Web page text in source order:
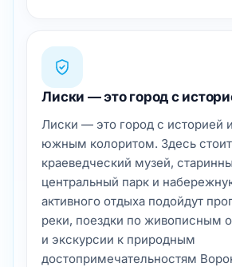
Лиски — это город с
Лиски — это город с историей
южным колоритом. Здесь стоит
краеведческий музей,
центральный парк и
активного отдыха подойдут
реки, поездки по живописным
и экскурсии к природным
достопримечательностям